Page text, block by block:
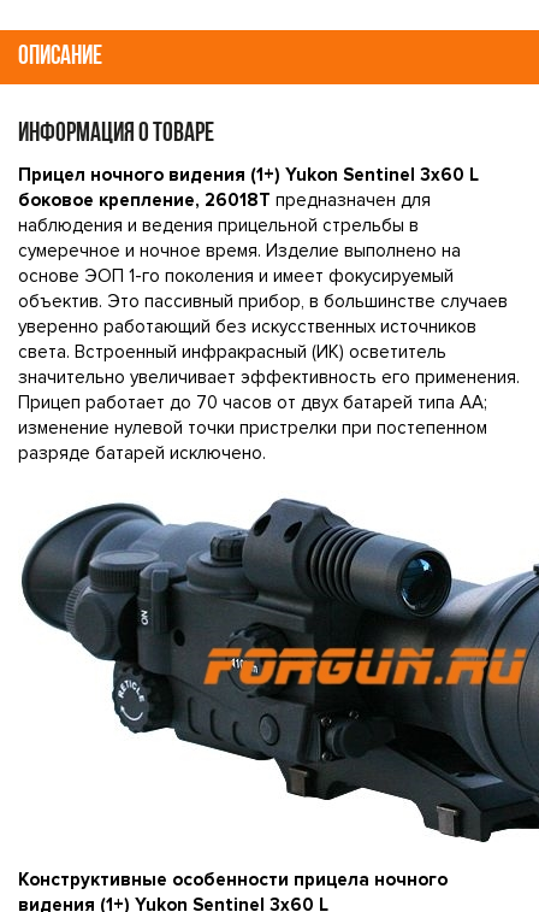
ОПИСАНИЕ
ИНФОРМАЦИЯ О ТОВАРЕ
Прицел ночного видения (1+) Yukon Sentinel 3x60 L
боковое крепление, 26018T предназначен для
наблюдения и ведения прицельной стрельбы в
сумеречное и ночное время. Изделие выполнено на
основе ЭОП 1-го поколения и имеет фокусируемый
объектив. Это пассивный прибор, в большинстве случаев
уверенно работающий без искусственных источников
света. Встроенный инфракрасный (ИК) осветитель
значительно увеличивает эффективность его применения.
Прицеп работает до 70 часов от двух батарей типа АА;
изменение нулевой точки пристрелки при постепенном
разряде батарей исключено.
Конструктивные особенности прицела ночного
видения (1+) Yukon Sentinel 3x60 L